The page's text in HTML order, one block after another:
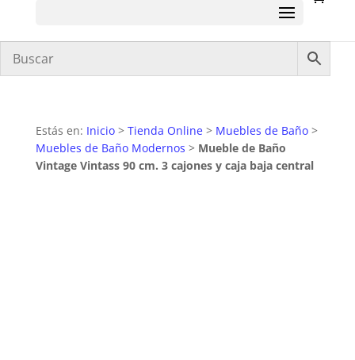
Estás en: Inicio> Tienda Online> Muebles de Baño>
Muebles de Baño Modernos > Mueble de Baño
Vintage Vintass 90 cm. 3 cajones y caja baja central